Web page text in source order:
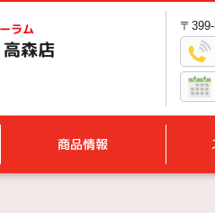
ラム
森店
〒
商品情報